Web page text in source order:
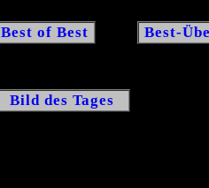
Best of Best Best-
Bild des Tages